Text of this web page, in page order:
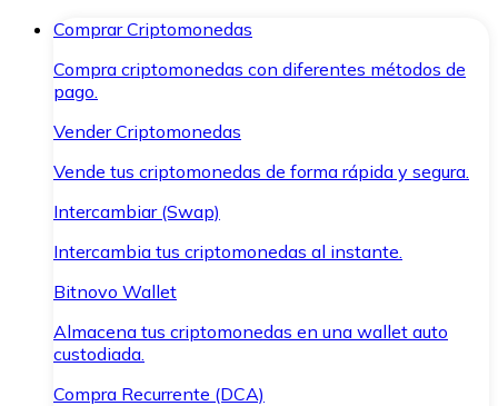
Comprar Criptomonedas
Compra criptomonedas con diferentes métodos de
pago.
Vender Criptomonedas
Vende tus criptomonedas de forma rápida y segura.
Intercambiar (Swap)
Intercambia tus criptomonedas al instante.
Bitnovo Wallet
Almacena tus criptomonedas en una wallet auto
custodiada.
Compra Recurrente (DCA)